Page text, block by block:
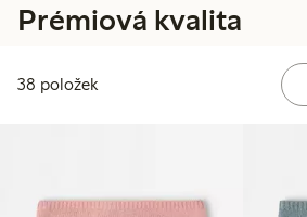
Prémiová kvalita
38 položek